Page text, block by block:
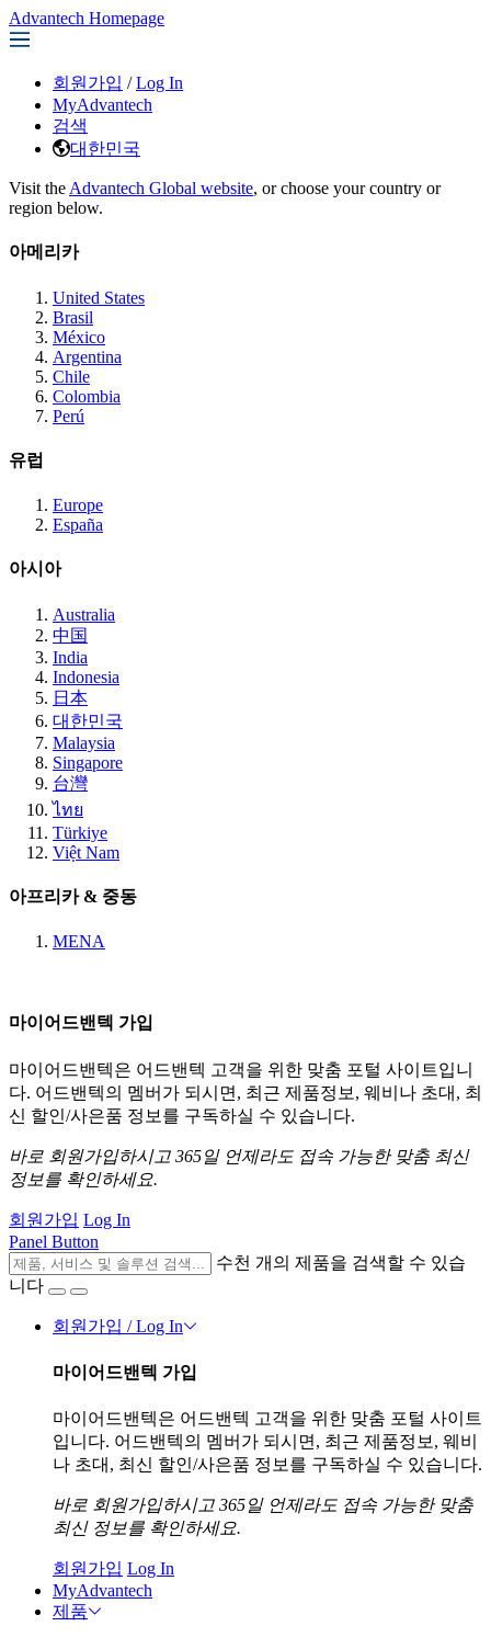
Advantech Homepage
회원가입 / Log In
MyAdvantech
검색
대한민국
Visit the Advantech Global website, or choose your country or
region below.
아메리카
United States
Brasil
México
Argentina
Chile
Colombia
Perú
유럽
Europe
España
아시아
Australia
中国
India
Indonesia
日本
대한민국
Malaysia
Singapore
台灣
ไทย
Türkiye
Việt Nam
아프리카 & 중동
MENA
마이어드밴텍 가입
마이어드밴텍은 어드밴텍 고객을 위한 맞춤 포털 사이트입니
다. 어드밴텍의 멤버가 되시면, 최근 제품정보, 웨비나 초대, 최
신 할인/사은품 정보를 구독하실 수 있습니다.
바로 회원가입하시고 365일 언제라도 접속 가능한 맞춤 최신
정보를 확인하세요.
회원가입 Log In
Panel Button
수천 개의 제품을 검색할 수 있습
니다
회원가입 / Log In
마이어드밴텍 가입
마이어드밴텍은 어드밴텍 고객을 위한 맞춤 포털 사이트
입니다. 어드밴텍의 멤버가 되시면, 최근 제품정보, 웨비
나 초대, 최신 할인/사은품 정보를 구독하실 수 있습니다.
바로 회원가입하시고 365일 언제라도 접속 가능한 맞춤
최신 정보를 확인하세요.
회원가입 Log In
MyAdvantech
제품